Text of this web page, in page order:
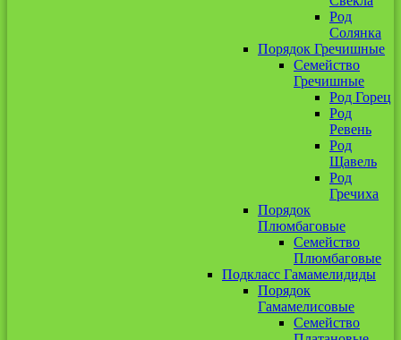
Род
Солянка
Порядок Гречишные
Семейство
Гречишные
Род Горец
Род
Ревень
Род
Щавель
Род
Гречиха
Порядок
Плюмбаговые
Семейство
Плюмбаговые
Подкласс Гамамелидиды
Порядок
Гамамелисовые
Семейство